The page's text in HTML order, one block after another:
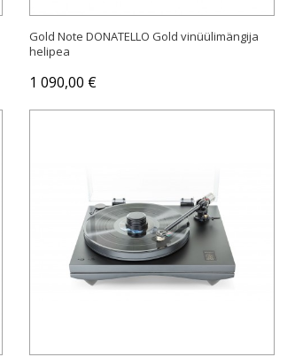
Gold Note DONATELLO Gold vinüülimängija
helipea
1 090,00 €
OSTA